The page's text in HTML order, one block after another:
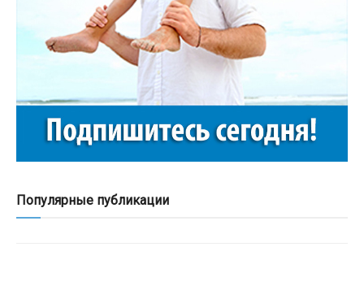
Популярные публикации